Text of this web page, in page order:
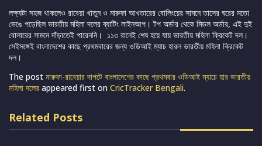
লক্ষ্যটা সহজ থাকলেও রাবেয়া খাতুন ও মারুফা আখতারের বোলিংয়ের সামনে তাসের ঘরের মতো
ভেঙে পড়েছিল ভারতীয় মহিলা দলের ব্যাটিং লাইনআপ। টপ অর্ডার থেকে মিডল অর্ডার, এই দুই
বোলারের সামনে দাঁড়াতেই পারেননি। ১১৩ রানেই শেষ হয়ে যায় ভারতীয় মহিলা ক্রিকেট দল।
সেইসঙ্গেই বাংলাদেশের কাছে প্রথমবারের জন্য ওডিআই ম্যাচ হারল ভারতীয় মহিলা ক্রিকেট
দল।
The post মারুফা-রাবেয়ার দাপটে বাংলাদেশের কাছে প্রথমবার ওডিআই ম্যাচে হার ভারতীয়
মহিলা দলের appeared first on CricTracker Bengali.
Related Posts